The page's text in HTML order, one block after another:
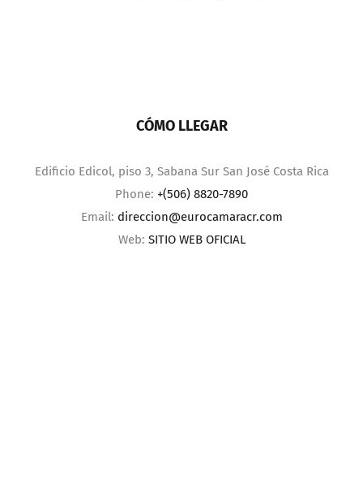
CÓMO LLEGAR
Edificio Edicol, piso 3, Sabana Sur San José Costa Rica
Phone: +(506) 8820-7890
Email: direccion@eurocamaracr.com
Web: SITIO WEB OFICIAL